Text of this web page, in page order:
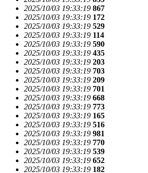
2025/10/03 19:33:19 867
2025/10/03 19:33:19 172
2025/10/03 19:33:19 529
2025/10/03 19:33:19 114
2025/10/03 19:33:19 590
2025/10/03 19:33:19 435
2025/10/03 19:33:19 203
2025/10/03 19:33:19 703
2025/10/03 19:33:19 209
2025/10/03 19:33:19 701
2025/10/03 19:33:19 668
2025/10/03 19:33:19 773
2025/10/03 19:33:19 165
2025/10/03 19:33:19 516
2025/10/03 19:33:19 981
2025/10/03 19:33:19 770
2025/10/03 19:33:19 539
2025/10/03 19:33:19 652
2025/10/03 19:33:19 182